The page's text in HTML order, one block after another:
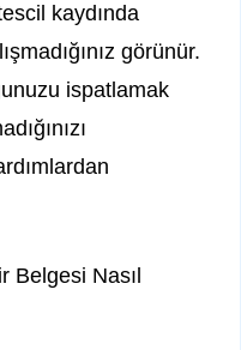
kaydında
görünür.
ispatlamak
Belgesi Nasıl